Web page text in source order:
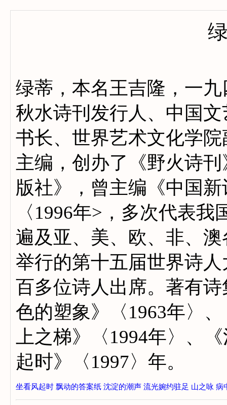
绿蒂，本名王吉隆，一
秋水诗刊发行人、中国
书长、世界艺术文化学
主编，创办了《野火诗
版社》，曾主编《中国
〈1996年>，多次代表
遍及亚、美、欧、非、
举行的第十五届世界诗
百多位诗人出席。著有
色的塑象》〈1963年〉
上之梯》〈1994年〉、
起时》〈1997〉年。
坐看风起时 飘动的答案纸 沈淀的潮声 流光婉约驻足 山之咏 病